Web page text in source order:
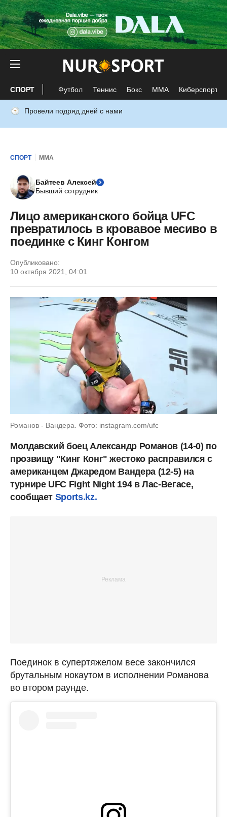
СПОРТ Футбол Теннис Бокс ММА Киберспорт
Провели подряд дней с нами
СПОРТ ММА
Байтеев Алексей
Бывший сотрудник
Лицо американского бойца UFC
превратилось в кровавое месиво в
поединке с Кинг Конгом
Опубликовано:
10 октября 2021, 04:01
Романов - Вандера. Фото: instagram.com/ufc
Молдавский боец Александр Романов (14-0) по
прозвищу "Кинг Конг" жестоко расправился с
американцем Джаредом Вандера (12-5) на
турнире UFC Fight Night 194 в Лас-Вегасе,
сообщает Sports.kz.
Поединок в супертяжелом весе закончился
брутальным нокаутом в исполнении Романова
во втором раунде.